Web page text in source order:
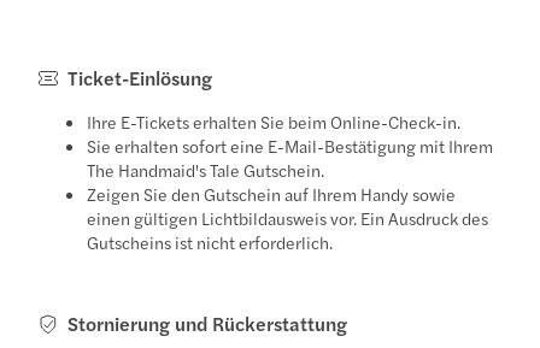
Ticket-Einlösung
Ihre E-Tickets erhalten Sie beim Online-Check-in.
Sie erhalten sofort eine E-Mail-Bestätigung mit Ihrem
The Handmaid's Tale Gutschein.
Zeigen Sie den Gutschein auf Ihrem Handy sowie
einen gültigen Lichtbildausweis vor. Ein Ausdruck des
Gutscheins ist nicht erforderlich.
Stornierung und Rückerstattung